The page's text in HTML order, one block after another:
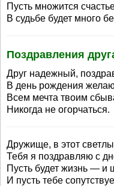
Пусть множится
В судьбе будет много
Поздравления
Друг надежный,
В день рождения
Всем мечта твоим
Никогда не огорчаться.
Дружище, в этот
Тебя я поздравляю с
Пусть будет жизнь — и
И пусть тебе